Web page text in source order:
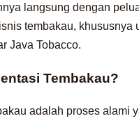
langsung dengan
tembakau, khususnya
Java Tobacco.
Tembakau?
adalah proses alami